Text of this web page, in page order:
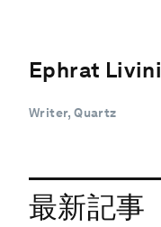
Ephrat Livini
Writer, Quartz
最新記事